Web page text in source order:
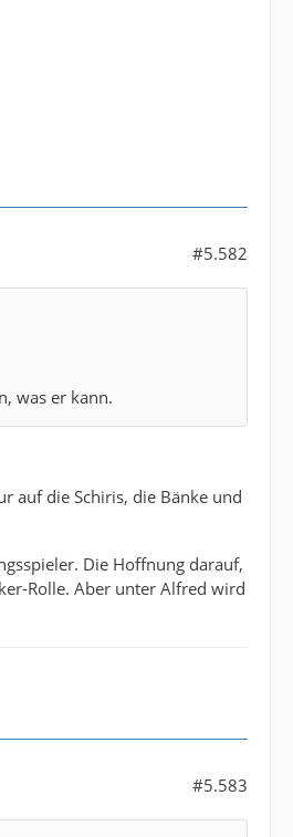
#5.582
was er kann.
auf die Schiris, die Bänke und
Die Hoffnung darauf,
Rolle. Aber unter Alfred wird
#5.583